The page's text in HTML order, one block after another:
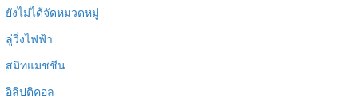
ยังไม่ได้จัดหมวดหมู่
ลู่วิ่งไฟฟ้า
สมิทแมชชีน
อิลิปติคอล